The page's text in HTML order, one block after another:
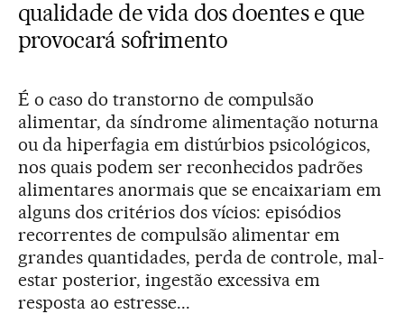
qualidade de vida dos doentes e que
provocará sofrimento
É o caso do transtorno de compulsão
alimentar, da síndrome alimentação noturna
ou da hiperfagia em distúrbios psicológicos,
nos quais podem ser reconhecidos padrões
alimentares anormais que se encaixariam em
alguns dos critérios dos vícios: episódios
recorrentes de compulsão alimentar em
grandes quantidades, perda de controle, mal-
estar posterior, ingestão excessiva em
resposta ao estresse...